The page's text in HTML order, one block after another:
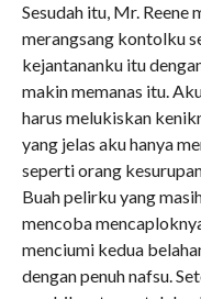
Sesudah itu, Mr. Reene
merangsang kontolku
kejantananku itu
makin memanas itu.
harus melukiskan
yang jelas aku hanya
seperti orang
Buah pelirku yang
mencoba
menciumi kedua
dengan penuh nafsu.